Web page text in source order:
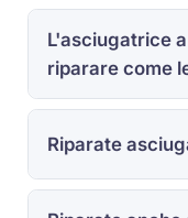
L'asciugatrice
riparare come
Riparate